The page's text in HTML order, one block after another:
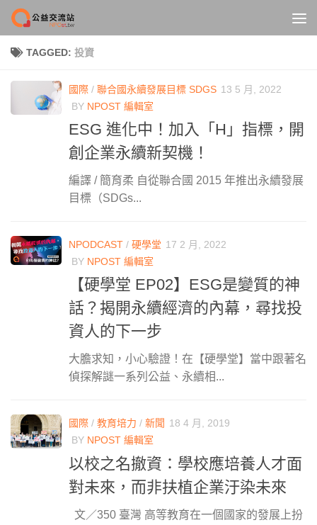
Skip to content
TAGGED: 投資
國際 / 聯合國永續發展目標 SDGS 13 5 月, 2022
BY NPOST 編輯室
ESG 進化中！加入「H」指標，開
創企業永續新契機！
編譯 / 簡育柔 自從聯合國 2015 年推出永續發展
目標（SDGs...
NPODCAST / 硬學堂 17 2 月, 2022
BY NPOST 編輯室
【硬學堂 EP02】ESG是變質的神
話？揭開永續經濟的內幕，尋找投
資人的下一步
大膽求知，小心驗證！在【硬學堂】當中跟著名
偵探解謎一系列公益、永續相...
國際 / 教育培力 / 新聞 18 4 月, 2019
BY NPOST 編輯室
以校之名撤資：學校應培養人才面
對未來，而非扶植企業汙染未來
文／350 臺灣 高等教育在一個國家的發展上扮